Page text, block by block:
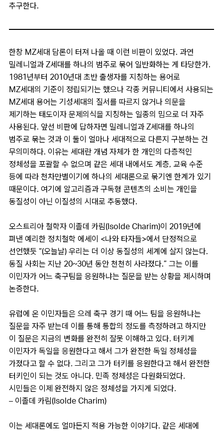
추구한다.
한창 MZ세대 담론이 터져 나올 때 이런 비판이 있었다. 과연
밀레니얼과 Z세대를 하나의 범주로 묶어 일반화하는 게 타당한가.
1981년부터 2010년대 초반 출생자를 지칭하는 용어로
MZ세대의 기준이 정립되기는 했으나 각종 커뮤니티에서 사용되는
MZ세대 용어는 기성세대의 질서를 따르지 않거나 의문을
제기하는 태도이자 문제의식을 지칭하는 일종의 밈으로 더 자주
사용된다. 앞선 비판에 답하자면 밀레니얼과 Z세대를 하나의
범주로 묶는 것과 이 둘이 얼마나 세대적으로 다른지 구분하는 건
무의미하다. 이유는 세대란 개념 자체가 한 개인의 다층적인
정체성을 포괄할 수 없으며 같은 세대 내에서도 계층, 교육 수준
등에 따라 천차만별이기에 하나의 세대론으로 묶기엔 한계가 있기
때문이다. 여기에 알고리즘과 구독형 콘텐츠의 소비는 개인을
동질성이 아닌 이질성의 시대로 추동했다.
오스트리아 철학자 이졸데 카림(Isolde Charim)이 2019년에
펴낸 예리한 정치철학 에세이 <나와 타자들>에서 단정적으로
선언했듯 “(오늘날) 우리는 더 이상 동질성의 세계에 살지 않는다.
동질 사회는 지난 20~30년 동안 천천히 사라졌다.” 그는 이를
이민자가 어느 축구팀을 응원하냐는 질문을 받는 상황을 제시하며
논증한다.
유럽에 온 이민자들은 으레 축구 경기 때 어느 팀을 응원하냐는
질문을 자주 받는데 이를 통해 통합의 정도를 측정하려고 하지만
이 질문은 지금의 변화를 완전히 잘못 이해하고 있다. 터키계
이민자가 독일을 응원한다고 해서 그가 완전한 독일 정체성을
가졌다고 할 수 없다. 그리고 그가 터키를 응원한다고 해서 완전한
터키인이 되는 것도 아니다. 민족 정체성은 다원화되었다.
시민들은 이제 완전하지 않은 정체성을 가지게 되었다.
– 이졸데 카림(Isolde Charim)
이는 세대론에도 얼마든지 적용 가능한 이야기다. 같은 세대에